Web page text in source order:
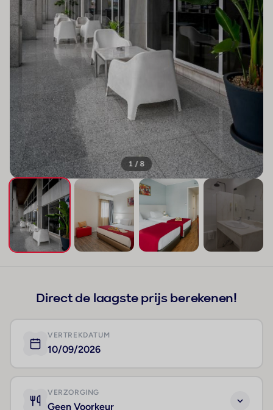
1 / 8
Direct de laagste prijs berekenen!
VERTREKDATUM
10/09/2026
VERZORGING
Geen Voorkeur